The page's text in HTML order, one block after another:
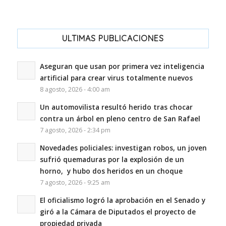
ULTIMAS PUBLICACIONES
Aseguran que usan por primera vez inteligencia
artificial para crear virus totalmente nuevos
8 agosto, 2026 - 4:00 am
Un automovilista resultó herido tras chocar
contra un árbol en pleno centro de San Rafael
7 agosto, 2026 - 2:34 pm
Novedades policiales: investigan robos, un joven
sufrió quemaduras por la explosión de un
horno, y hubo dos heridos en un choque
7 agosto, 2026 - 9:25 am
El oficialismo logró la aprobación en el Senado y
giró a la Cámara de Diputados el proyecto de
propiedad privada